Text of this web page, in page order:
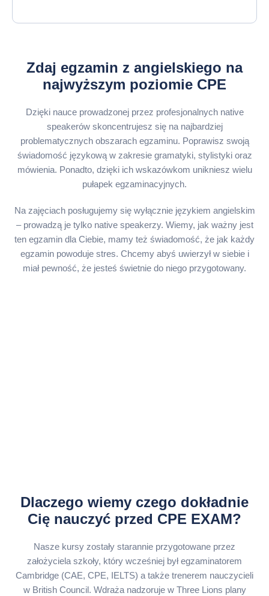
Zdaj egzamin z angielskiego na
najwyższym poziomie CPE
Dzięki nauce prowadzonej przez profesjonalnych native
speakerów skoncentrujesz się na najbardziej
problematycznych obszarach egzaminu. Poprawisz swoją
świadomość językową w zakresie gramatyki, stylistyki oraz
mówienia. Ponadto, dzięki ich wskazówkom unikniesz wielu
pułapek egzaminacyjnych.
Na zajęciach posługujemy się wyłącznie językiem angielskim
– prowadzą je tylko native speakerzy. Wiemy, jak ważny jest
ten egzamin dla Ciebie, mamy też świadomość, że jak każdy
egzamin powoduje stres. Chcemy abyś uwierzył w siebie i
miał pewność, że jesteś świetnie do niego przygotowany.
Dlaczego wiemy czego dokładnie
Cię nauczyć przed CPE EXAM?
Nasze kursy zostały starannie przygotowane przez
założyciela szkoły, który wcześniej był egzaminatorem
Cambridge (CAE, CPE, IELTS) a także trenerem nauczycieli
w British Council. Wdraża nadzoruje w Three Lions plany